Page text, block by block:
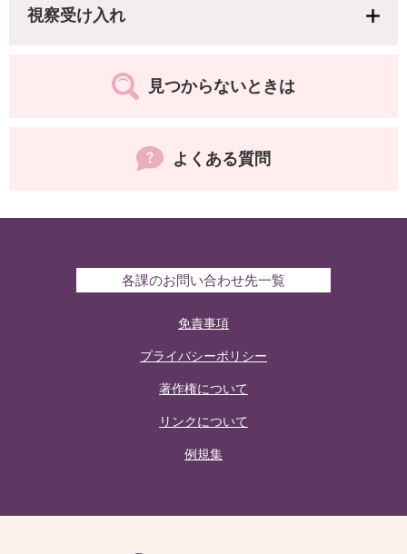
視察受け入れ
見つからないときは
よくある質問
各課のお問い合わせ先一覧
免責事項
プライバシーポリシー
著作権について
リンクについて
例規集